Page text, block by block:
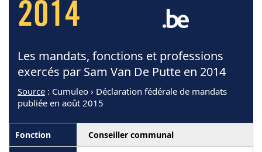
2014
Les mandats, fonctions et professions
exercés par Sam Van De Putte en 2014
Source : Cumuleo › Déclaration fédérale de mandats
publiée en août 2015
Conseiller communal